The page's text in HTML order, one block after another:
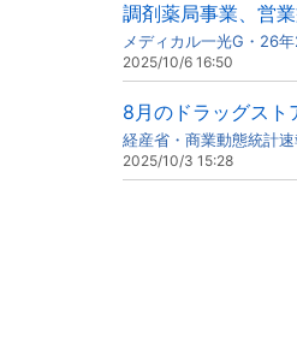
調剤薬局事業、営
メディカル一光G・26
2025/10/6 16:50
8月のドラッグスト
経産省・商業動態統計速
2025/10/3 15:28